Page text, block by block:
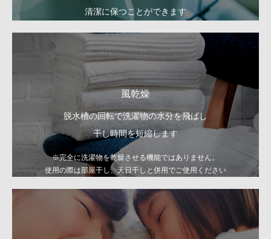
清潔に保つことができます
風乾燥
脱水槽の回転で洗濯物の水分を飛ばし
干し時間を短縮します
※完全に洗濯物を乾燥させる機能ではありません。
使用の際は部屋干し、天日干しと併用でご使用ください